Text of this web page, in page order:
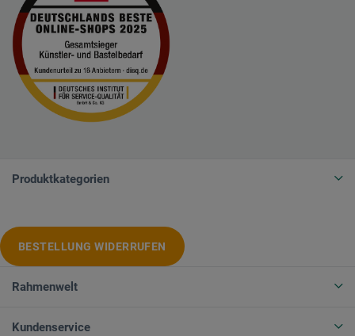
Produktkategorien
BESTELLUNG WIDERRUFEN
Rahmenwelt
Kundenservice